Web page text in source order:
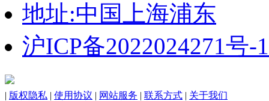
地址:中国上海浦东
沪ICP备2022024271号-1
| 版权隐私 | 使用协议 | 网站服务 | 联系方式 | 关于我们